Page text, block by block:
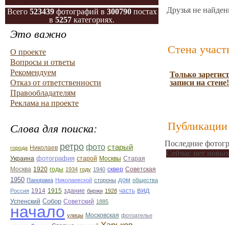
Всего 523439фотографий в 300790постах
в 5257 категориях.
Это важно
О проекте
Вопросы и ответы
Рекомендуем
Отказ от ответственности
Правообладателям
Реклама на проекте
Слова для поиска:
города Николаев ретро фото старый
Украина фотография старой Москвы Старая
Москва 1920 годы 1934 году 1940 сквер Советская
1950 Панорама Николаевской стороны дом общества
Россия 1914 1915 здание биржи 1928 часть вид
Успенский Собор Советский 1885
начало улицы Московская фотоателье
Друзья не
Стена
Только
записи на стене!
Публикации
Последние
Сейчас нет